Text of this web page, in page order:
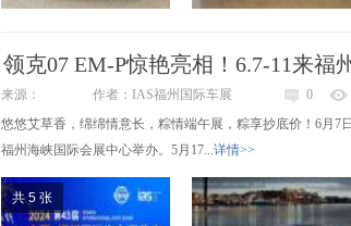
领克07 EM-P惊艳亮相！6.7-11来福
来源： 作者：IAS福州国际车展 0
悠悠艾草香，绵绵情意长，粽情端午展，粽享抄底价！6月7
福州海峡国际会展中心举办。5月17...详情>>
共 5 张